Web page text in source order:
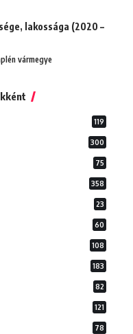
lakossága (2020 –
vármegye
119
300
75
358
23
60
108
183
82
121
78